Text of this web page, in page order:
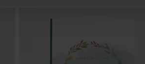
12er-Set Gastgeschenke zur Hochzeit